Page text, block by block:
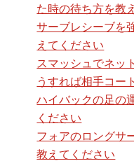
た時の待ち方を教
サーブレシーブを
えてください
スマッシュでネッ
うすれば相手コー
ハイバックの足の
ください
フォアのロングサ
教えてください